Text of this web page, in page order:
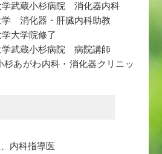
武蔵小杉病院 消化器内科
消化器・肝臓内科助教
大学院修了
武蔵小杉病院 病院講師
あがわ内科・消化器クリニッ
内科指導医